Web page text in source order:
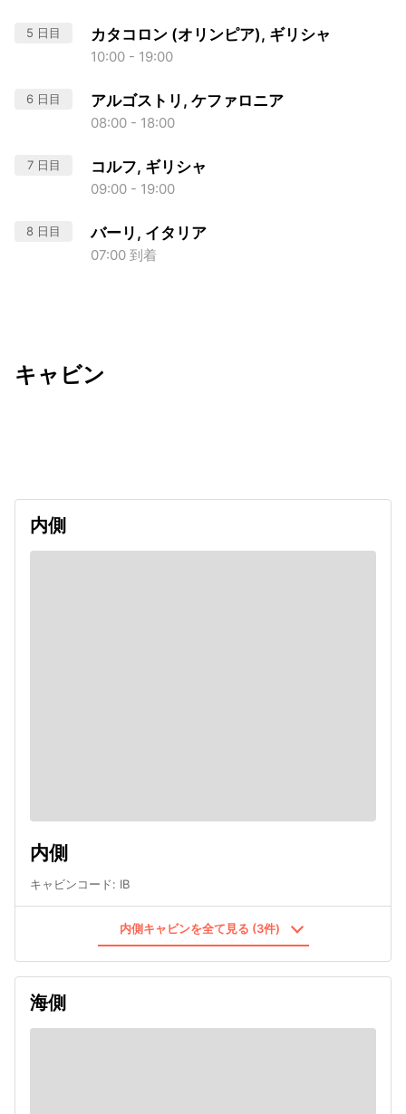
5 日目 カタコロン (オリンピア), ギリシャ
10:00 - 19:00
6 日目 アルゴストリ, ケファロニア
08:00 - 18:00
7 日目 コルフ, ギリシャ
09:00 - 19:00
8 日目 バーリ, イタリア
07:00 到着
キャビン
内側
内側
キャビンコード: IB
内側キャビンを全て見る (3件)
海側